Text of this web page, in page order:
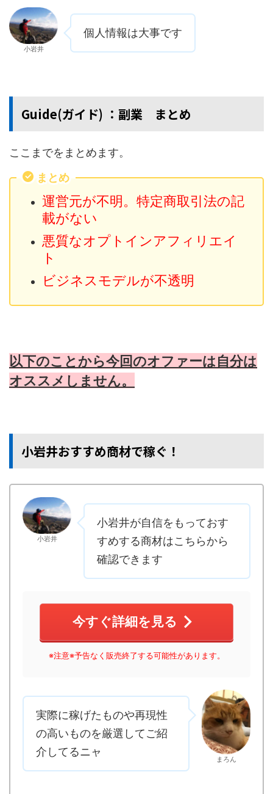
小岩井
個人情報は大事です
Guide(ガイド) ：副業 まとめ
ここまでをまとめます。
まとめ
運営元が不明。特定商取引法の記
載がない
悪質なオプトインアフィリエイ
ト
ビジネスモデルが不透明
以下のことから今回のオファーは自分は
オススメしません。
小岩井おすすめ商材で稼ぐ！
小岩井
小岩井が自信をもっておす
すめする商材はこちらから
確認できます
今すぐ詳細を見る
※注意※予告なく販売終了する可能性があります。
実際に稼げたものや再現性
の高いものを厳選してご紹
介してるニャ
まろん